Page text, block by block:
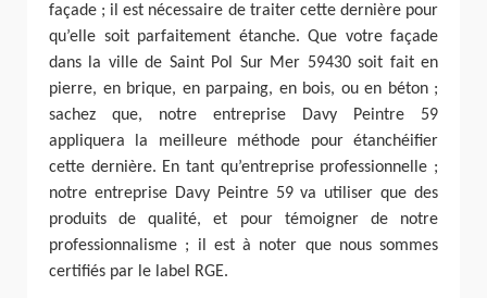
façade ; il est nécessaire de traiter cette dernière pour
qu’elle soit parfaitement étanche. Que votre façade
dans la ville de Saint Pol Sur Mer 59430 soit fait en
pierre, en brique, en parpaing, en bois, ou en béton ;
sachez que, notre entreprise Davy Peintre 59
appliquera la meilleure méthode pour étanchéifier
cette dernière. En tant qu’entreprise professionnelle ;
notre entreprise Davy Peintre 59 va utiliser que des
produits de qualité, et pour témoigner de notre
professionnalisme ; il est à noter que nous sommes
certifiés par le label RGE.